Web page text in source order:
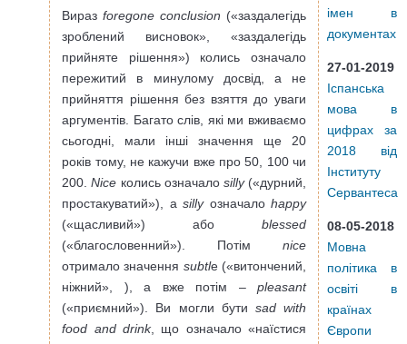
Виразforegone conclusion («заздалегідь
зроблений висновок», «заздалегідь
прийняте рішення») колись означало
пережитий в минулому досвід, а не
прийняття рішення без взяття до уваги
аргументів. Багато слів, які ми вживаємо
сьогодні, мали інші значення ще 20
років тому, не кажучи вже про 50, 100 чи
200.Nice колись означало silly(«дурний,
простакуватий»), аsillyозначало happy
(«щасливий») або blessed
(«благословенний»). Потім nice
отримало значення subtle («витончений,
ніжний», ), а вже потім – pleasant
(«приємний»). Ви могли бути sad with
food and drink, що означало «наїстися
імен в
документах
27-01-2019
Іспанська
мова в
цифрах за
2018 від
Інституту
Сервантеса
08-05-2018
Мовна
політика в
освіті в
країнах
Європи